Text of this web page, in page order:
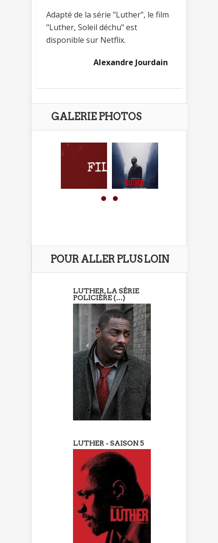
Adapté de la série "Luther", le film
"Luther, Soleil déchu" est
disponible sur Netflix.
Alexandre Jourdain
GALERIE PHOTOS
POUR ALLER PLUS LOIN
LUTHER, LA SÉRIE
POLICIÈRE (…)
LUTHER - SAISON 5